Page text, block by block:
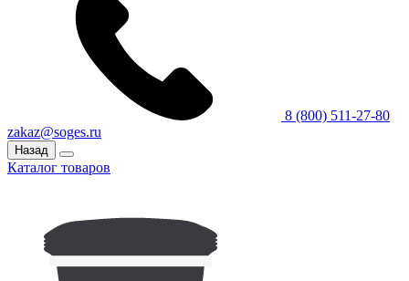
8 (800) 511-27-80
zakaz@soges.ru
Назад
Каталог товаров